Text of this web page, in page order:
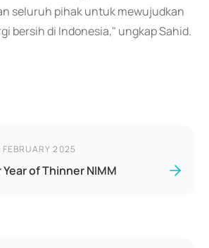
seluruh pihak untuk mewujudkan
bersih di Indonesia," ungkap Sahid.
2025
of Thinner NIMM